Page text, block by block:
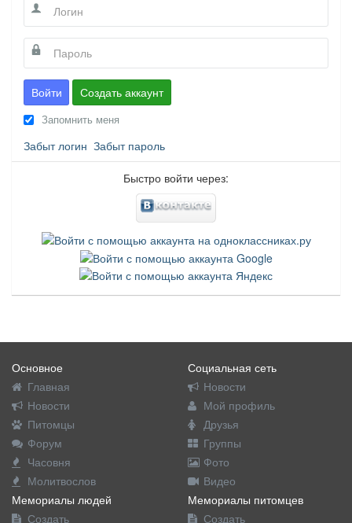
Войти Создать аккаунт
Запомнить меня
Забыт логин Забыт пароль
Быстро войти через:
Основное
Главная
Новости
Питомцы
Форум
Часовня
Молитвослов
Социальная сеть
Новости
Мой профиль
Друзья
Группы
Фото
Видео
Мемориалы людей
Создать
Мемориалы питомцев
Создать